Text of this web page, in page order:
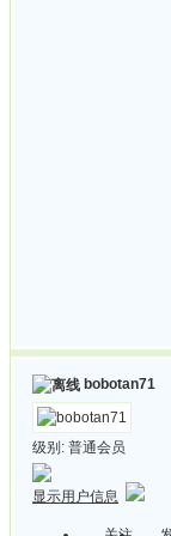
bobotan71
级别: 普通会员
显示用户信息